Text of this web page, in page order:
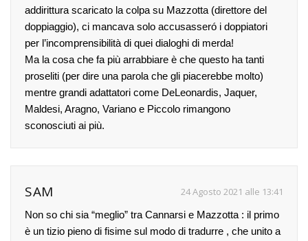
addirittura scaricato la colpa su Mazzotta (direttore del
doppiaggio), ci mancava solo accusasseró i doppiatori
per l’incomprensibilità di quei dialoghi di merda!
Ma la cosa che fa più arrabbiare è che questo ha tanti
proseliti (per dire una parola che gli piacerebbe molto)
mentre grandi adattatori come DeLeonardis, Jaquer,
Maldesi, Aragno, Variano e Piccolo rimangono
sconosciuti ai più.
SAM 24 Agosto 2021 alle 13:41
Non so chi sia “meglio” tra Cannarsi e Mazzotta : il primo
è un tizio pieno di fisime sul modo di tradurre , che unito a